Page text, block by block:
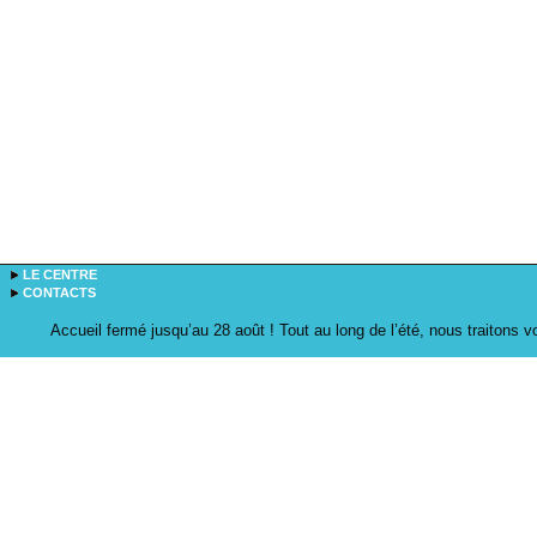
LE CENTRE
CONTACTS
Accueil fermé jusqu’au 28 août ! Tout au long de l’été, nous